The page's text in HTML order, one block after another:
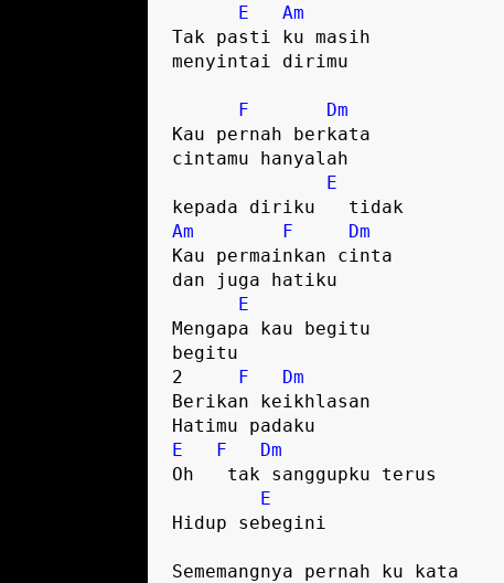
E
Am
Tak pasti ku masih
menyintai dirimu
F
Dm
Kau pernah berkata
cintamu hanyalah
E
kepada diriku   tidak
Am
F
Dm
Kau permainkan cinta
dan juga hatiku
E
Mengapa kau begitu
begitu
2 F
Dm
Berikan keikhlasan
Hatimu padaku
E
F
Dm
Oh   tak sanggupku terus
E
Hidup sebegini
Sememangnya pernah ku kata